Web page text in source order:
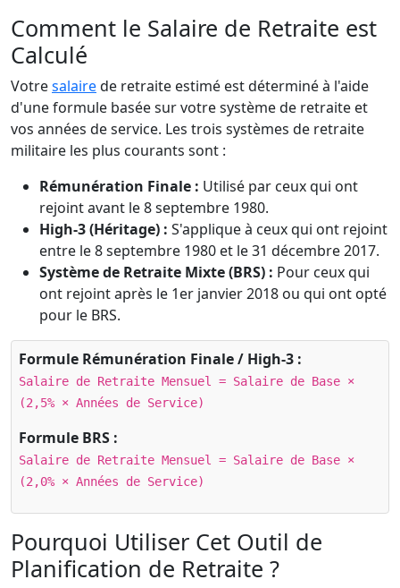
Comment le Salaire de Retraite est
Calculé
Votresalairede retraite estimé est déterminé à l'aide
d'une formule basée sur votre système de retraite et
vos années de service. Les trois systèmes de retraite
militaire les plus courants sont :
Rémunération Finale : Utilisé par ceux qui ont
rejoint avant le 8 septembre 1980.
High-3 (Héritage) : S'applique à ceux qui ont rejoint
entre le 8 septembre 1980 et le 31 décembre 2017.
Système de Retraite Mixte (BRS) : Pour ceux qui
ont rejoint après le 1er janvier 2018 ou qui ont opté
pour le BRS.
Formule Rémunération Finale / High-3 :
Salaire de Retraite Mensuel = Salaire de Base ×
(2,5% × Années de Service)
Formule BRS :
Salaire de Retraite Mensuel = Salaire de Base ×
(2,0% × Années de Service)
Pourquoi Utiliser Cet Outil de
Planification de Retraite ?